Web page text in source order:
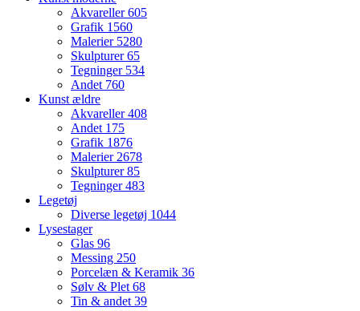
Akvareller605
Grafik 1560
Malerier 5280
Skulpturer65
Tegninger 534
Andet 760
Kunst ældre
Akvareller408
Andet 175
Grafik 1876
Malerier2678
Skulpturer85
Tegninger483
Legetøj
Diverse legetøj 1044
Lysestager
Glas 96
Messing 250
Porcelæn & Keramik 36
Sølv & Plet68
Tin & andet39